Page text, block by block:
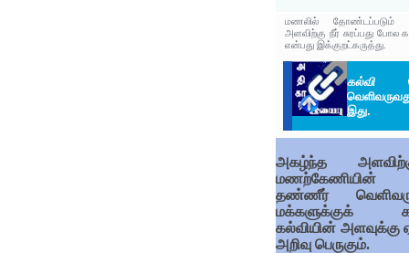
மணலில் தோண்டப்படும்
அளவிற்கு நீர் சுரப்பது போல
என்பது இக்குறட்கருத்து.
கல்வி
இது.
அகழ்ந்த
மணற்கேணியின்
தண்ணீர்
மக்களுக்குக்
கல்வியின் அளவுக்கு
அறிவு பெருகும்.